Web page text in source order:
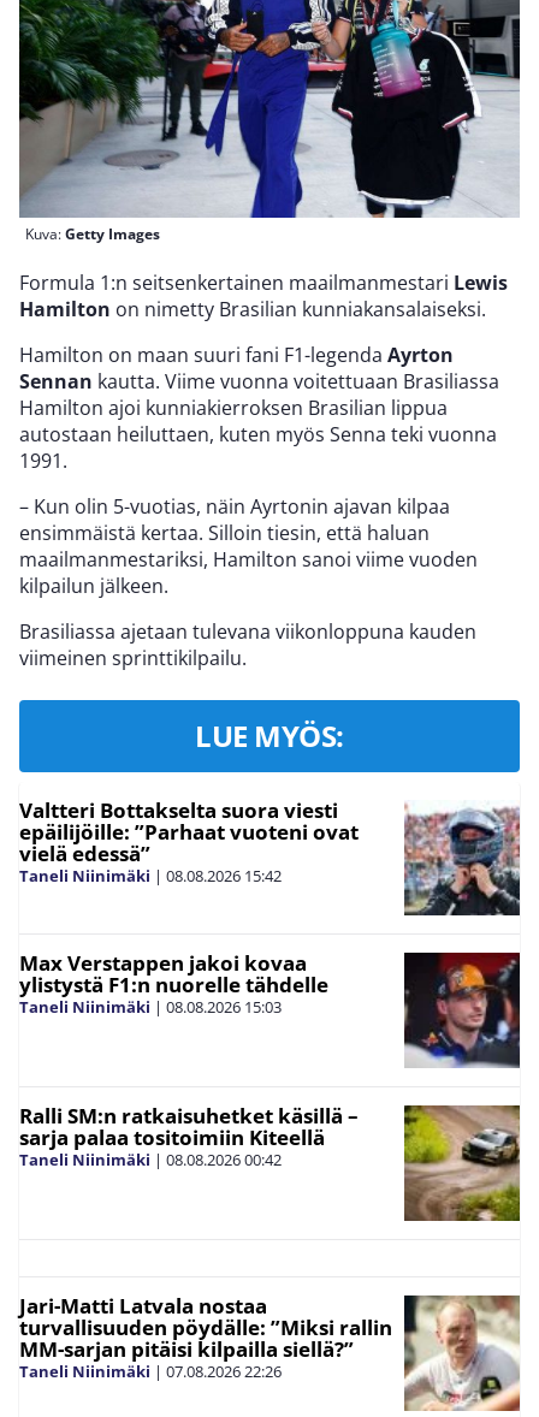
Kuva:Getty Images
Formula 1:n seitsenkertainen maailmanmestari Lewis
Hamilton on nimetty Brasilian kunniakansalaiseksi.
Hamilton on maan suuri fani F1-legenda Ayrton
Sennan kautta. Viime vuonna voitettuaan Brasiliassa
Hamilton ajoi kunniakierroksen Brasilian lippua
autostaan heiluttaen, kuten myös Senna teki vuonna
1991.
– Kun olin 5-vuotias, näin Ayrtonin ajavan kilpaa
ensimmäistä kertaa. Silloin tiesin, että haluan
maailmanmestariksi, Hamilton sanoi viime vuoden
kilpailun jälkeen.
Brasiliassa ajetaan tulevana viikonloppuna kauden
viimeinen sprinttikilpailu.
LUE MYÖS:
Valtteri Bottakselta suora viesti
epäilijöille: ”Parhaat vuoteni ovat
vielä edessä”
Taneli Niinimäki | 08.08.2026 15:42
Max Verstappen jakoi kovaa
ylistystä F1:n nuorelle tähdelle
Taneli Niinimäki | 08.08.2026 15:03
Ralli SM:n ratkaisuhetket käsillä –
sarja palaa tositoimiin Kiteellä
Taneli Niinimäki | 08.08.202600:42
Jari-Matti Latvala nostaa
turvallisuuden pöydälle: ”Miksi rallin
MM-sarjan pitäisi kilpailla siellä?”
Taneli Niinimäki | 07.08.202622:26